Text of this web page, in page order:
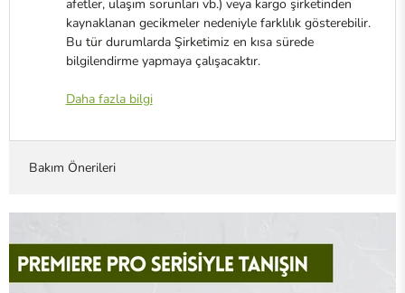
afetler, ulaşım sorunları vb.) veya kargo şirketinden
kaynaklanan gecikmeler nedeniyle farklılık gösterebilir.
Bu tür durumlarda Şirketimiz en kısa sürede
bilgilendirme yapmaya çalışacaktır.
Daha fazla bilgi
Bakım Önerileri